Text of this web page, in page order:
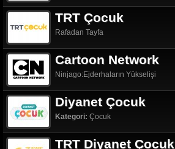
TRT Çocuk
Rafadan Tayfa
Cartoon Network
Ninjago:Ejderhaların Yükselişi
Diyanet Çocuk
Kategori: Çocuk
TRT Diyanet Çocuk